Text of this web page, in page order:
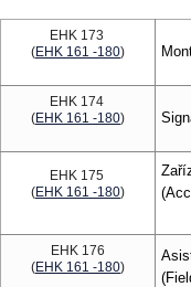
EHK 173
(EHK 161 -180)
EHK 174
(EHK 161 -180)
EHK 175
(EHK 161 -180)
EHK 176
(EHK 161 -180)